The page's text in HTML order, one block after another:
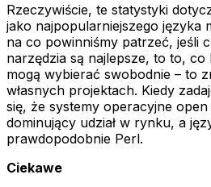
Rzeczywiście, te statystyki
jako najpopularniejszego języka
na co powinniśmy patrzeć, jeśli
narzędzia są najlepsze, to to,
mogą wybierać swobodnie – to
własnych projektach. Kiedy
się, że systemy operacyjne
dominujący udział w rynku, a
prawdopodobnie Perl.
Ciekawe